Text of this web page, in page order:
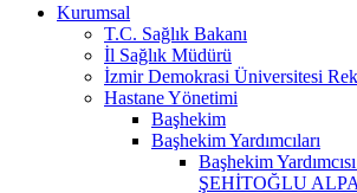
Kurumsal
T.C. Sağlık Bakanı
İl Sağlık Müdürü
İzmir Demokrasi Üniversitesi
Hastane Yönetimi
Başhekim
Başhekim Yardımcıları
Başhekim
ŞEHİTOĞLU